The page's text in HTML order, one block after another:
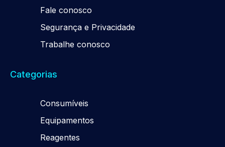
Fale conosco
Segurança e Privacidade
Trabalhe conosco
Categorias
Consumíveis
Equipamentos
Reagentes